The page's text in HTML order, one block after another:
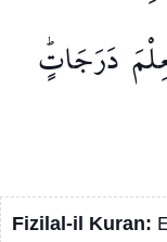
دَرَجَاتٍۜ
Fizilal-il Kuran: